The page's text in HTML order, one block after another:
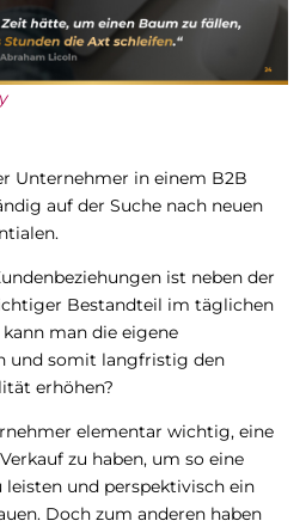
Unternehmer in einem B2B
auf der Suche nach neuen
ist neben der
Bestandteil im täglichen
man die eigene
und somit langfristig den
erhöhen?
elementar wichtig, eine
zu haben, um so eine
und perspektivisch ein
Doch zum anderen haben